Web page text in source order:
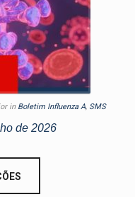
in Boletim Influenza A, SMS
de 2026